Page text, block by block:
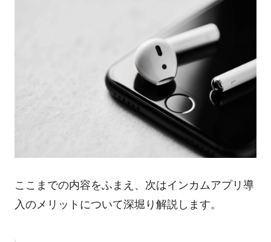
ここまでの内容をふまえ、次はインカムアプリ導
入のメリットについて深堀り解説します。